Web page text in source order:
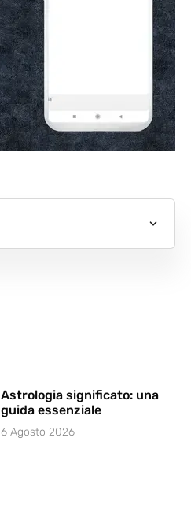
Astrologia significato: una
guida essenziale
6 Agosto 2026